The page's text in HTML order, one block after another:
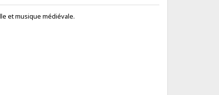
et musique médiévale.